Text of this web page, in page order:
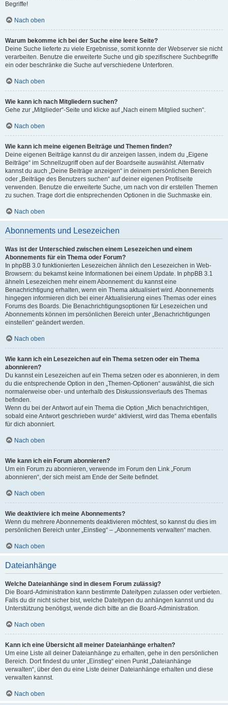
Begriffe!
Nach oben
Warum bekomme ich bei der Suche eine leere Seite?
Deine Suche lieferte zu viele Ergebnisse, somit konnte der Webserver sie nicht
verarbeiten. Benutze die erweiterte Suche und gib spezifischere Suchbegriffe
ein oder beschränke die Suche auf verschiedene Unterforen.
Nach oben
Wie kann ich nach Mitgliedern suchen?
Gehe zur „Mitglieder“-Seite und klicke auf „Nach einem Mitglied suchen“.
Nach oben
Wie kann ich meine eigenen Beiträge und Themen finden?
Deine eigenen Beiträge kannst du dir anzeigen lassen, indem du „Eigene
Beiträge“ im Schnellzugriff oben auf der Boardseite auswählst. Alternativ
kannst du auch „Deine Beiträge anzeigen“ in deinem persönlichen Bereich
oder „Beiträge des Benutzers suchen“ auf deiner eigenen Profilseite
verwenden. Benutze die erweiterte Suche, um nach von dir erstellen Themen
zu suchen. Trage dort die entsprechenden Optionen in die Suchmaske ein.
Nach oben
Abonnements und Lesezeichen
Was ist der Unterschied zwischen einem Lesezeichen und einem
Abonnements für ein Thema oder Forum?
In phpBB 3.0 funktionierten Lesezeichen ähnlich den Lesezeichen in Web-
Browsern: du bekamst keine Informationen bei einem Update. In phpBB 3.1
ähneln Lesezeichen mehr einem Abonnement: du kannst eine
Benachrichtigung erhalten, wenn ein Thema aktualisiert wird. Abonnements
hingegen informieren dich bei einer Aktualisierung eines Themas oder eines
Forums des Boards. Die Benachrichtigungsoptionen für Lesezeichen und
Abonnements können im persönlichen Bereich unter „Benachrichtigungen
einstellen“ geändert werden.
Nach oben
Wie kann ich ein Lesezeichen auf ein Thema setzen oder ein Thema
abonnieren?
Du kannst ein Lesezeichen auf ein Thema setzen oder es abonnieren, in dem
du die entsprechende Option in den „Themen-Optionen“ auswählst, die sich
normalerweise ober- und unterhalb des Diskussionsverlaufs des Themas
befinden.
Wenn du bei der Antwort auf ein Thema die Option „Mich benachrichtigen,
sobald eine Antwort geschrieben wurde“ aktivierst, wird das Thema ebenfalls
für dich abonniert.
Nach oben
Wie kann ich ein Forum abonnieren?
Um ein Forum zu abonnieren, verwende im Forum den Link „Forum
abonnieren“, der sich meist am Ende der Seite befindet.
Nach oben
Wie deaktiviere ich meine Abonnements?
Wenn du mehrere Abonnements deaktivieren möchtest, so kannst du dies im
persönlichen Bereich unter „Einstieg“ – „Abonnements verwalten“ machen.
Nach oben
Dateianhänge
Welche Dateianhänge sind in diesem Forum zulässig?
Die Board-Administration kann bestimmte Dateitypen zulassen oder verbieten.
Falls du dir nicht sicher bist, welche Dateitypen du anhängen kannst und du
Unterstützung benötigst, wende dich bitte an die Board-Administration.
Nach oben
Kann ich eine Übersicht all meiner Dateianhänge erhalten?
Um eine Liste all deiner Dateianhänge zu erhalten, gehe in den persönlichen
Bereich. Dort findest du unter „Einstieg“ einen Punkt „Dateianhänge
verwalten“, über den du eine Liste deiner Dateianhänge erhalten und diese
verwalten kannst.
Nach oben